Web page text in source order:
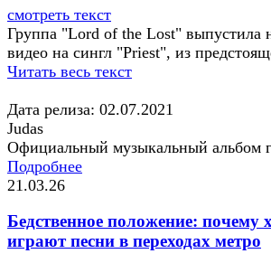
смотреть текст
Группа "Lord of the Lost" выпустила
видео на сингл "Priest", из
Читать весь текст
Дата релиза: 02.07.2021
Judas
Официальный музыкальный альбом
Подробнее
21.03.26
Бедственное положение:
играют песни в переходах метро